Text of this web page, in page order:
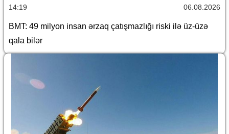
14:19 06.08.2026
BMT: 49 milyon insan ərzaq çatışmazlığı riski ilə üz-üzə
qala bilər